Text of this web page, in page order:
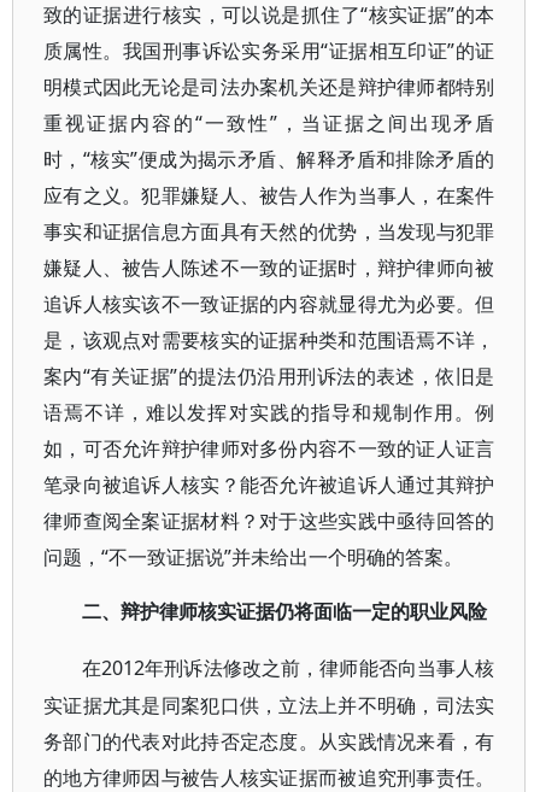
致的证据进行核实，可以说是抓住了“核实证据”的本
质属性。我国刑事诉讼实务采用“证据相互印证”的证
明模式因此无论是司法办案机关还是辩护律师都特别
重视证据内容的“一致性”，当证据之间出现矛盾
时，“核实”便成为揭示矛盾、解释矛盾和排除矛盾的
应有之义。犯罪嫌疑人、被告人作为当事人，在案件
事实和证据信息方面具有天然的优势，当发现与犯罪
嫌疑人、被告人陈述不一致的证据时，辩护律师向被
追诉人核实该不一致证据的内容就显得尤为必要。但
是，该观点对需要核实的证据种类和范围语焉不详，
案内“有关证据”的提法仍沿用刑诉法的表述，依旧是
语焉不详，难以发挥对实践的指导和规制作用。例
如，可否允许辩护律师对多份内容不一致的证人证言
笔录向被追诉人核实？能否允许被追诉人通过其辩护
律师查阅全案证据材料？对于这些实践中亟待回答的
问题，“不一致证据说”并未给出一个明确的答案。
二、辩护律师核实证据仍将面临一定的职业风险
在2012年刑诉法修改之前，律师能否向当事人核
实证据尤其是同案犯口供，立法上并不明确，司法实
务部门的代表对此持否定态度。从实践情况来看，有
的地方律师因与被告人核实证据而被追究刑事责任。